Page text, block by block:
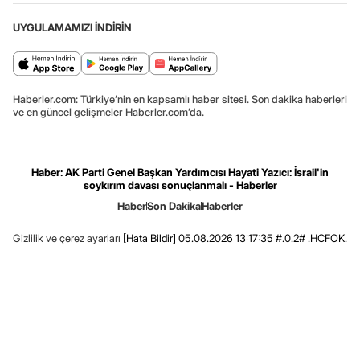
UYGULAMAMIZI İNDİRİN
Haberler.com: Türkiye’nin en kapsamlı haber sitesi. Son dakika haberleri
ve en güncel gelişmeler Haberler.com’da.
Haber: AK Parti Genel Başkan Yardımcısı Hayati Yazıcı: İsrail'in
soykırım davası sonuçlanmalı - Haberler
HaberSon DakikaHaberler
Gizlilik ve çerez ayarları [Hata Bildir] 05.08.2026 13:17:35 #.0.2# .HCFOK.